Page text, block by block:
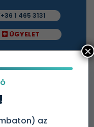
1 465 3131
ÜGYELET
az
×